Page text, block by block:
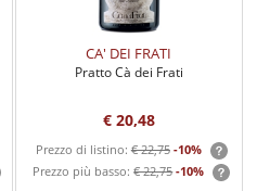
CA' DEI FRATI
Pratto Cà dei Frati
€ 20,48
Prezzo di listino:€ 22,75 -10%
Prezzo più basso:€ 22,75 -10%